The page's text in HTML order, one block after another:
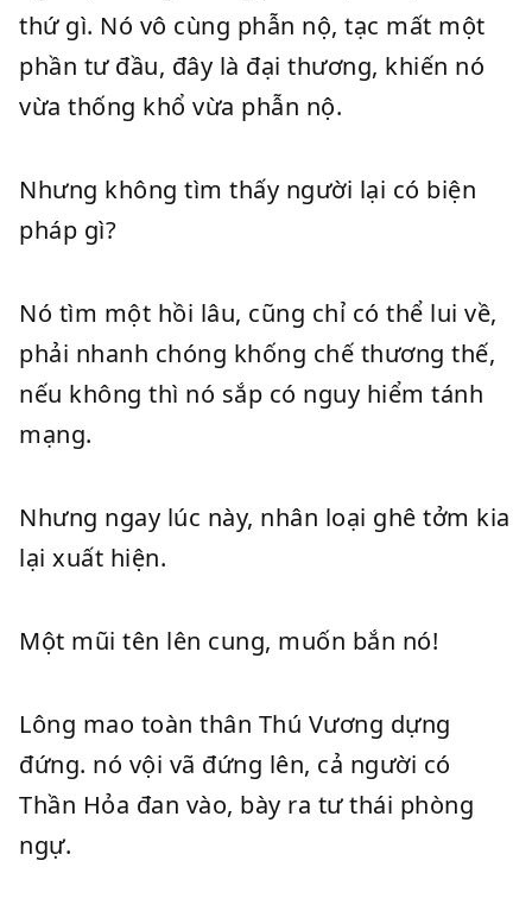
thứ gì. Nó vô cùng phẫn nộ, tạc mất một
phần tư đầu, đây là đại thương, khiến nó
vừa thống khổ vừa phẫn nộ.
Nhưng không tìm thấy người lại có biện
pháp gì?
Nó tìm một hồi lâu, cũng chỉ có thể lui về,
phải nhanh chóng khống chế thương thế,
nếu không thì nó sắp có nguy hiểm tánh
mạng.
Nhưng ngay lúc này, nhân loại ghê tởm kia
lại xuất hiện.
Một mũi tên lên cung, muốn bắn nó!
Lông mao toàn thân Thú Vương dựng
đứng. nó vội vã đứng lên, cả người có
Thần Hỏa đan vào, bày ra tư thái phòng
ngự.